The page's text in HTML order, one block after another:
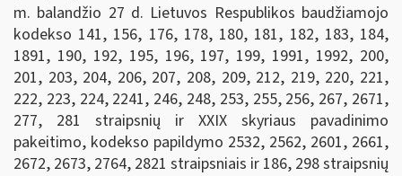
m. balandžio 27 d. Lietuvos Respublikos baudžiamojo
kodekso 141, 156, 176, 178, 180, 181, 182, 183, 184,
1891, 190, 192, 195, 196, 197, 199, 1991, 1992, 200,
201, 203, 204, 206, 207, 208, 209, 212, 219, 220, 221,
222, 223, 224, 2241, 246, 248, 253, 255, 256, 267, 2671,
277, 281 straipsnių ir XXIX skyriaus pavadinimo
pakeitimo, kodekso papildymo 2532, 2562, 2601, 2661,
2672, 2673, 2764, 2821 straipsniais ir 186, 298 straipsnių